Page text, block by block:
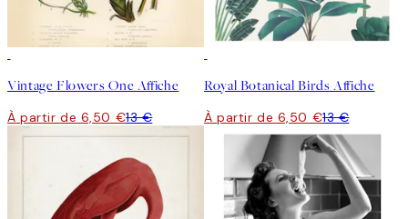
Vintage Flowers One Affiche
À partir de 6,50 €13 €
Royal Botanical Birds Affiche
À partir de 6,50 €13 €